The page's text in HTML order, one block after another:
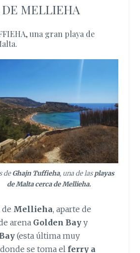
DE MELLIEHA
una gran playa de
deGhajn Tuffieha, una de lasplayas
de Malta cerca de Mellieha.
Mellieha, aparte de
arena Golden Bayy
(esta última muy
se toma el ferry a